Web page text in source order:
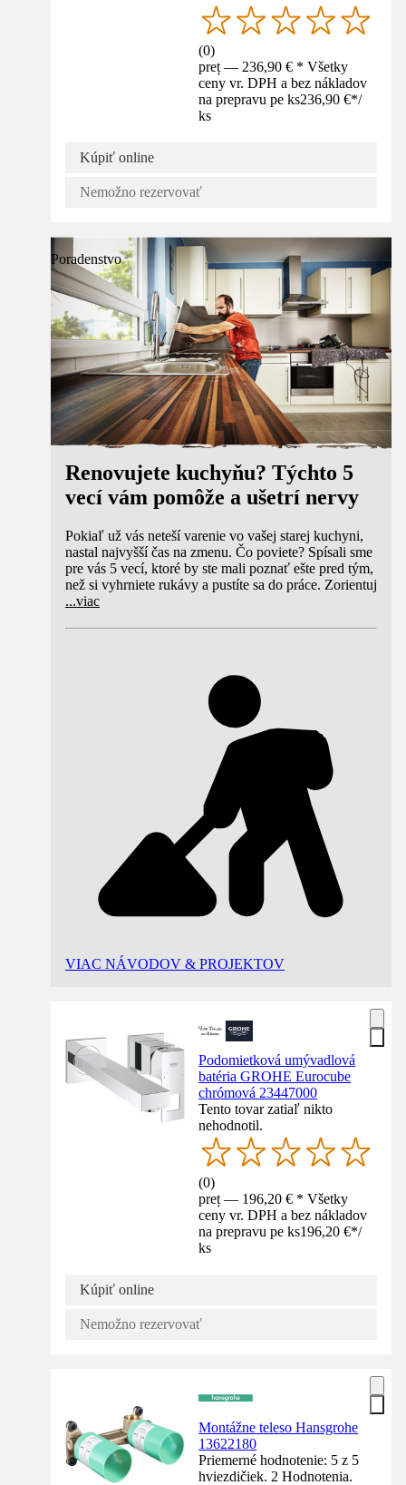
(0)
preț — 236,90 € * Všetky
ceny vr. DPH a bez nákladov
na prepravu pe ks236,90 €*/
ks
Kúpiť online
Nemožno rezervovať
Poradenstvo
Renovujete kuchyňu? Týchto 5
vecí vám pomôže a ušetrí nervy
Pokiaľ už vás neteší varenie vo vašej starej kuchyni,
nastal najvyšší čas na zmenu. Čo poviete? Spísali sme
pre vás 5 vecí, ktoré by ste mali poznať ešte pred tým,
než si vyhrniete rukávy a pustíte sa do práce. Zorientuj
...viac
VIAC NÁVODOV & PROJEKTOV
Podomietková umývadlová
batéria GROHE Eurocube
chrómová 23447000
Tento tovar zatiaľ nikto
nehodnotil.
(0)
preț — 196,20 € * Všetky
ceny vr. DPH a bez nákladov
na prepravu pe ks196,20 €*/
ks
Kúpiť online
Nemožno rezervovať
Montážne teleso Hansgrohe
13622180
Priemerné hodnotenie: 5 z 5
hviezdičiek. 2 Hodnotenia.